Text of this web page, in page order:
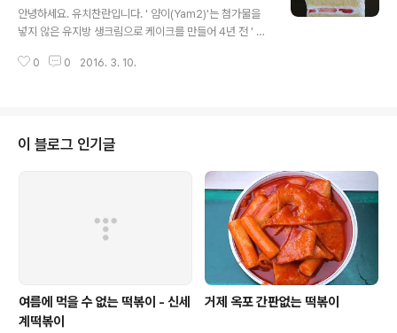
크를 먹어봤더니 - 얌이(yam2)
안녕하세요. 유치찬란입니다. ' 얌이(Yam2)'는 첨가물을
넣지 않은 유지방 생크림으로 케이크를 만들어 4년 전 ' 착
하는데요. 2년여 만에 다시 찾아가봤습니다. 2016년 3월
0 0 2016. 3. 10.
이 블로그 인기글
여름에 먹을 수 없는 떡볶이 - 신세
계떡볶이
거제 옥포 간판없는 떡볶이